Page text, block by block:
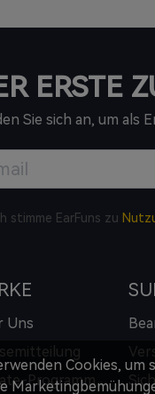
ERSTE
Sie sich an, um als
stimme EarFuns zu
Uns
Programm
Cookies, um